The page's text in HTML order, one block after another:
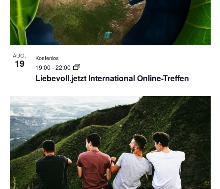
Photo
View
AUG.
19
Liebevoll.jetzt International Online-Treffen
19:00 -22:00
Kostenlos